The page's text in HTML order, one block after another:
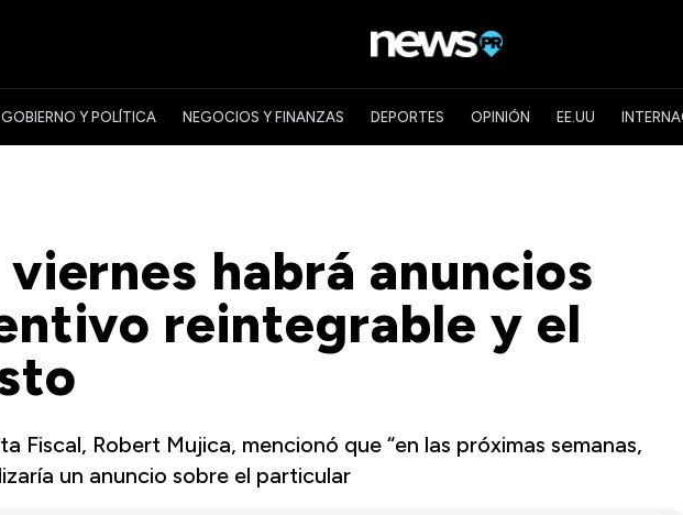
GOBIERNO Y POLÍTICA NEGOCIOS Y FINANZAS DEPORTES OPINIÓN EE.UU
habrá anuncios
reintegrable y el
Fiscal, Robert Mujica, mencionó que “en las próximas semanas,
un anuncio sobre el particular